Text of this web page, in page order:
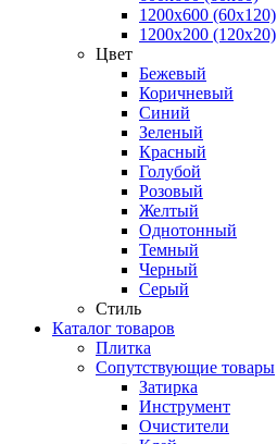
1200х600 (60х120)
1200х200 (120x20)
Цвет
Бежевый
Коричневый
Синий
Зеленый
Красный
Голубой
Розовый
Желтый
Однотонный
Темный
Черный
Серый
Стиль
Каталог товаров
Плитка
Сопутствующие товары
Затирка
Инструмент
Очистители